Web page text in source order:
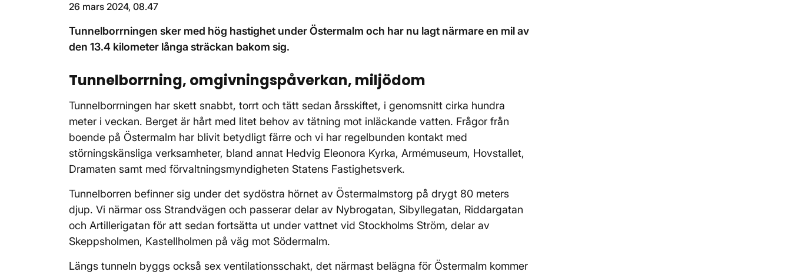
26 mars 2024, 08.47
Tunnelborrningen sker med hög hastighet under Östermalm och har nu lagt närmare en mil av
den 13.4 kilometer långa sträckan bakom sig.
Tunnelborrning, omgivningspåverkan, miljödom
Tunnelborrningen har skett snabbt, torrt och tätt sedan årsskiftet, i genomsnitt cirka hundra
meter i veckan. Berget är hårt med litet behov av tätning mot inläckande vatten. Frågor från
boende på Östermalm har blivit betydligt färre och vi har regelbunden kontakt med
störningskänsliga verksamheter, bland annat Hedvig Eleonora Kyrka, Armémuseum, Hovstallet,
Dramaten samt med förvaltningsmyndigheten Statens Fastighetsverk.
Tunnelborren befinner sig under det sydöstra hörnet av Östermalmstorg på drygt 80 meters
djup. Vi närmar oss Strandvägen och passerar delar av Nybrogatan, Sibyllegatan, Riddargatan
och Artillerigatan för att sedan fortsätta ut under vattnet vid Stockholms Ström, delar av
Skeppsholmen, Kastellholmen på väg mot Södermalm.
Längs tunneln byggs också sex ventilationsschakt, det närmast belägna för Östermalm kommer